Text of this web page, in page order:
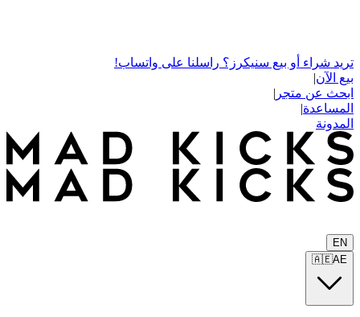
تريد شراء أو بيع سنيكرز؟ راسلنا على واتساب!
بيع الآن|
ابحث عن متجر |
المساعدة|
المدونة
EN
🇦🇪AE